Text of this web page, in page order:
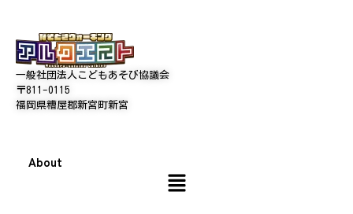
一般社団法人こどもあそび協議会
〒811-0115
福岡県糟屋郡新宮町新宮
About